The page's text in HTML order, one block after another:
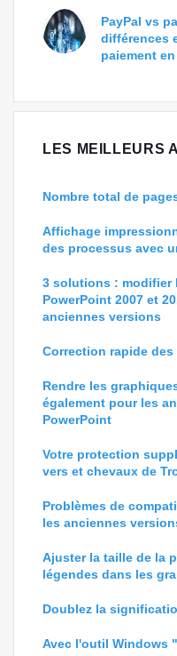
PayPal vs
différences
paiement
LES MEILLEURS
Nombre total de
Affichage
des processus avec
3 solutions : modifier
PowerPoint 2007 et
anciennes versions
Correction rapide
Rendre les
également pour les
PowerPoint
Votre protection
vers et chevaux de
Problèmes de
les anciennes
Ajuster la taille de la
légendes dans les
Doublez la
Avec l'outil Windows